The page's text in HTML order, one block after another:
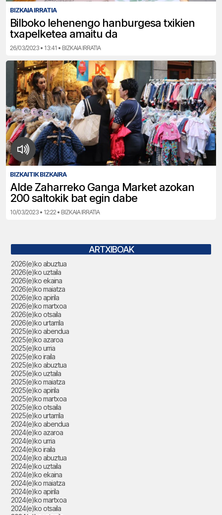
BIZKAIA IRRATIA
Bilboko lehenengo hanburgesa txikien
txapelketea amaitu da
26/03/2023 • 13:41 • BIZKAIA IRRATIA
BIZKAITIK BIZKAIRA
Alde Zaharreko Ganga Market azokan
200 saltokik bat egin dabe
10/03/2023 • 12:22 • BIZKAIA IRRATIA
ARTXIBOAK
2026(e)ko abuztua
2026(e)ko uztaila
2026(e)ko ekaina
2026(e)ko maiatza
2026(e)ko apirila
2026(e)ko martxoa
2026(e)ko otsaila
2026(e)ko urtarrila
2025(e)ko abendua
2025(e)ko azaroa
2025(e)ko urria
2025(e)ko iraila
2025(e)ko abuztua
2025(e)ko uztaila
2025(e)ko maiatza
2025(e)ko apirila
2025(e)ko martxoa
2025(e)ko otsaila
2025(e)ko urtarrila
2024(e)ko abendua
2024(e)ko azaroa
2024(e)ko urria
2024(e)ko iraila
2024(e)ko abuztua
2024(e)ko uztaila
2024(e)ko ekaina
2024(e)ko maiatza
2024(e)ko apirila
2024(e)ko martxoa
2024(e)ko otsaila